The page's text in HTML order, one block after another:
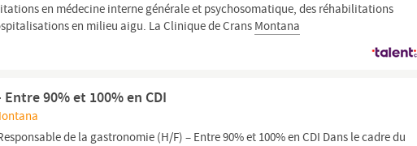
en médecine interne générale et psychosomatique, des réhabilitations
en milieu aigu. La Clinique de Crans Montana
90% et 100% en CDI
de la gastronomie (H/F) – Entre 90% et 100% en CDI Dans le cadre du